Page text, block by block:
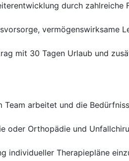
durch zahlreiche
vermögenswirksame
mit 30 Tagen Urlaub und
arbeitet und die
oder Orthopädie und
individueller Therapiepläne